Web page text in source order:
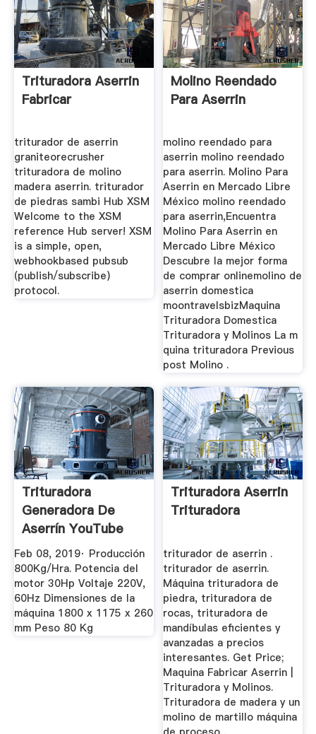
Trituradora Aserrin
Fabricar
triturador de aserrin
graniteorecrusher
trituradora de molino
madera aserrin. triturador
de piedras sambi Hub XSM
Welcome to the XSM
reference Hub server! XSM
is a simple, open,
webhookbased pubsub
(publish/subscribe)
protocol.
Molino Reendado
Para Aserrin
molino reendado para
aserrin molino reendado
para aserrin. Molino Para
Aserrin en Mercado Libre
México molino reendado
para aserrin,Encuentra
Molino Para Aserrin en
Mercado Libre México
Descubre la mejor forma
de comprar onlinemolino de
aserrin domestica
moontravelsbizMaquina
Trituradora Domestica
Trituradora y Molinos La m
quina trituradora Previous
post Molino .
Trituradora
Generadora De
Aserrín YouTube
Feb 08, 2019· Producción
800Kg/Hra. Potencia del
motor 30Hp Voltaje 220V,
60Hz Dimensiones de la
máquina 1800 x 1175 x 260
mm Peso 80 Kg
Trituradora Aserrin
Trituradora
triturador de aserrin .
triturador de aserrin.
Máquina trituradora de
piedra, trituradora de
rocas, trituradora de
mandíbulas eficientes y
avanzadas a precios
interesantes. Get Price;
Maquina Fabricar Aserrin |
Trituradora y Molinos.
Trituradora de madera y un
molino de martillo máquina